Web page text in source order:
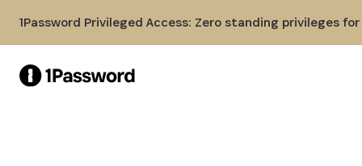
1Password Privileged Access: Zero standing privileges